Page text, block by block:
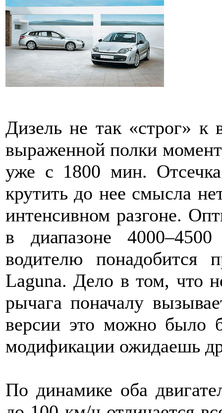
Дизель не так «строг» к
выра­женной пол­ки
уже­ с 1800 мин.
крутить до нее смысла
интенсивном разгоне.
в диапазоне
водителю понадобится
Laguna. Дело в том, что
рычага поначалу
версии это можно было
модификации ожидаешь
По динамике оба